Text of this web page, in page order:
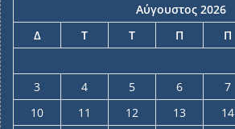
Αύγουστος 2026
Δ
Τ Τ Π Π
3
4 5 6 7
10
11 12 13 14